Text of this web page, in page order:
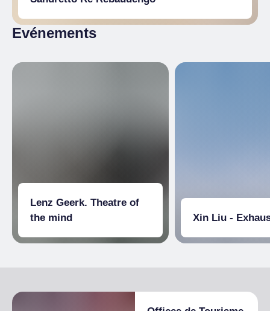
Evénements
Lenz Geerk. Theatre of
the mind
Xin Liu -